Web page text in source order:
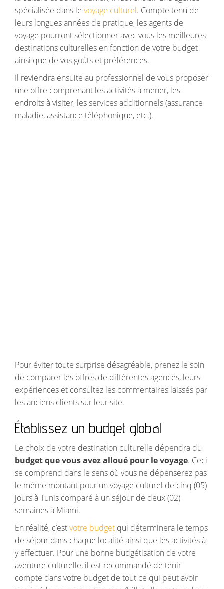
spécialisée dans le voyage culturel. Compte tenu de
leurs longues années de pratique, les agents de
voyage pourront sélectionner avec vous les meilleures
destinations culturelles en fonction de votre budget
ainsi que de vos goûts et préférences.
Il reviendra ensuite au professionnel de vous proposer
une offre comprenant les activités à mener, les
endroits à visiter, les services additionnels (assurance
maladie, assistance téléphonique, etc.).
Pour éviter toute surprise désagréable, prenez le soin
de comparer les offres de différentes agences, leurs
expériences et consultez les commentaires laissés par
les anciens clients sur leur site.
Établissez un budget global
Le choix de votre destination culturelle dépendra du
budget que vous avez alloué pour le voyage. Ceci
se comprend dans le sens où vous ne dépenserez pas
le même montant pour un voyage culturel de cinq (05)
jours à Tunis comparé à un séjour de deux (02)
semaines à Miami.
En réalité, c’estvotre budget qui déterminera le temps
de séjour dans chaque localité ainsi que les activités à
y effectuer. Pour une bonne budgétisation de votre
aventure culturelle, il est recommandé de tenir
compte dans votre budget de tout ce qui peut avoir